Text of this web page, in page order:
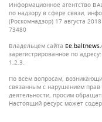
Информационное агентство
по надзору в сфере связи,
(Роскомнадзор) 17 августа
73480
Владельцем сайта
зарегистрированное по
1,2.3.
По всем вопросам,
связанным с нарушением прав
деятельности, просим
Настоящий ресурс может